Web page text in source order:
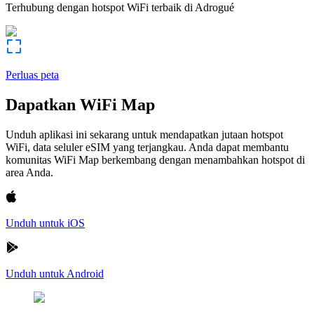
Terhubung dengan hotspot WiFi terbaik di Adrogué
Perluas peta
Dapatkan WiFi Map
Unduh aplikasi ini sekarang untuk mendapatkan jutaan hotspot
WiFi, data seluler eSIM yang terjangkau. Anda dapat membantu
komunitas WiFi Map berkembang dengan menambahkan hotspot di
area Anda.
Unduh untuk iOS
Unduh untuk Android